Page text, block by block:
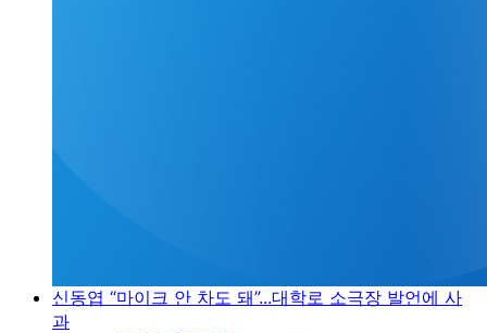
신동엽 “마이크 안 차도 돼”...대학로 소극장 발언에 사
과